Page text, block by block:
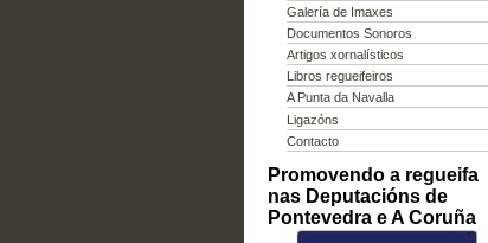
Galería de Imaxes
Documentos Sonoros
Artigos xornalísticos
Libros regueifeiros
A Punta da Navalla
Ligazóns
Contacto
Promovendo a regueifa
nas Deputacións de
Pontevedra e A Coruña